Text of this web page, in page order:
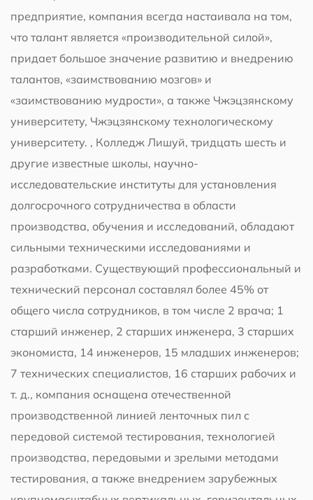
предприятие, компания всегда настаивала на том,
что талант является «производительной силой»,
придает большое значение развитию и внедрению
талантов, «заимствованию мозгов» и
«заимствованию мудрости», а также Чжэцзянскому
университету, Чжэцзянскому технологическому
университету. , Колледж Лишуй, тридцать шесть и
другие известные школы, научно-
исследовательские институты для установления
долгосрочного сотрудничества в области
производства, обучения и исследований, обладают
сильными техническими исследованиями и
разработками. Существующий профессиональный и
технический персонал составлял более 45% от
общего числа сотрудников, в том числе 2 врача; 1
старший инженер, 2 старших инженера, 3 старших
экономиста, 14 инженеров, 15 младших инженеров;
7 технических специалистов, 16 старших рабочих и
т. д., компания оснащена отечественной
производственной линией ленточных пил с
передовой системой тестирования, технологией
производства, передовыми и зрелыми методами
тестирования, а также внедрением зарубежных